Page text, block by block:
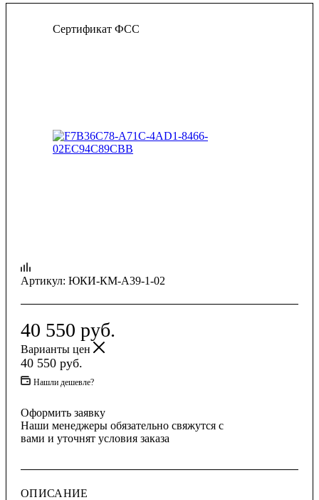
Сертификат ФСС
Артикул: ЮКИ-КМ-А39-1-02
40 550 руб.
Варианты цен
40 550 руб.
Нашли дешевле?
Оформить заявку
Наши менеджеры обязательно свяжутся с
вами и уточнят условия заказа
ОПИСАНИЕ